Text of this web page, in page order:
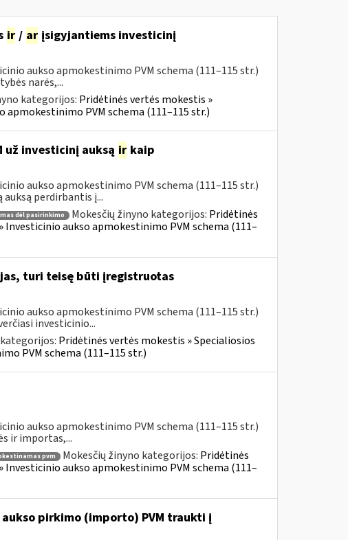
ir/ arįsigyjantiems investicinį
aukso apmokestinimo PVM schema (111–115 str.)
narės,...
kategorijos: Pridėtinės vertės mokestis »
PVM schema (111–115 str.)
už investicinį auksą irkaip
aukso apmokestinimo PVM schema (111–115 str.)
perdirbantis į...
dėl pasirinkimo Mokesčių žinyno kategorijos: Pridėtinės
aukso apmokestinimo PVM schema (111–
turi teisę būti įregistruotas
aukso apmokestinimo PVM schema (111–115 str.)
investicinio...
Pridėtinės vertės mokestis » Specialiosios
PVM schema (111–115 str.)
aukso apmokestinimo PVM schema (111–115 str.)
ir importas,...
pvm Mokesčių žinyno kategorijos: Pridėtinės
aukso apmokestinimo PVM schema (111–
pirkimo (importo) PVM traukti į